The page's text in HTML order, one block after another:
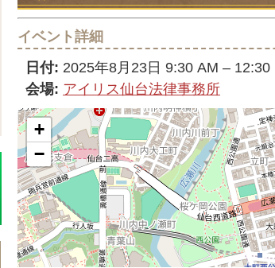
イベント詳細
日付: 2025年8月23日 9:30 AM – 12:30
会場: アイリス仙台法律事務所
+
−